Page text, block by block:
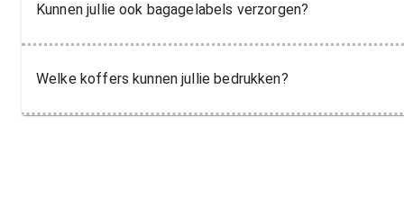
Kunnen jullie ook bagagelabels verzorgen?
Welke koffers kunnen jullie bedrukken?